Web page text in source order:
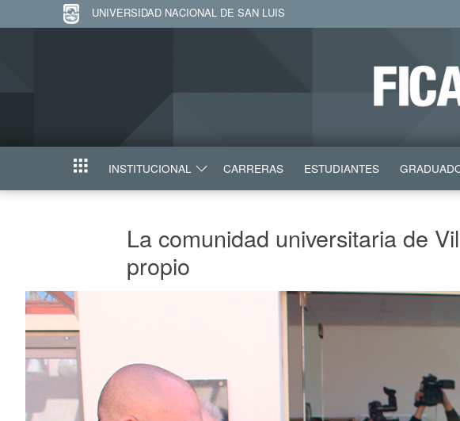
UNIVERSIDAD NACIONAL DE SAN LUIS
INICIO INSTITUCIONAL CARRERAS ESTUDIANTES
La comunidad universitaria de
propio